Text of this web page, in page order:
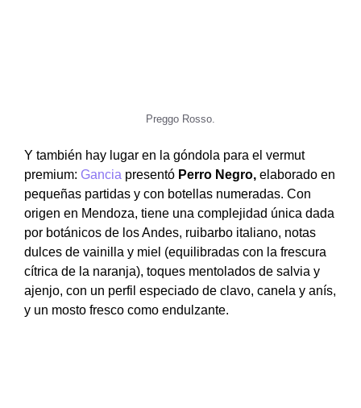
Preggo Rosso.
Y también hay lugar en la góndola para el vermut
premium: Gancia presentó Perro Negro, elaborado en
pequeñas partidas y con botellas numeradas. Con
origen en Mendoza, tiene una complejidad única dada
por botánicos de los Andes, ruibarbo italiano, notas
dulces de vainilla y miel (equilibradas con la frescura
cítrica de la naranja), toques mentolados de salvia y
ajenjo, con un perfil especiado de clavo, canela y anís,
y un mosto fresco como endulzante.